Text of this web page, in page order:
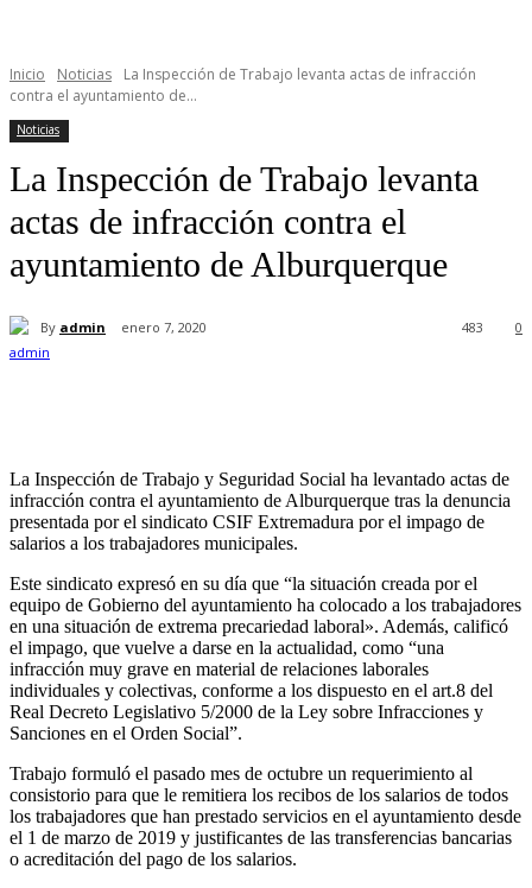
Inicio Noticias
La Inspección de Trabajo levanta actas de infracción
contra el ayuntamiento de...
Noticias
La Inspección de Trabajo levanta
actas de infracción contra el
ayuntamiento de Alburquerque
By admin enero 7, 2020 0
483
La Inspección de Trabajo y Seguridad Social ha levantado actas de
infracción contra el ayuntamiento de Alburquerque tras la denuncia
presentada por el sindicato CSIF Extremadura por el impago de
salarios a los trabajadores municipales.
Este sindicato expresó en su día que “la situación creada por el
equipo de Gobierno del ayuntamiento ha colocado a los trabajadores
en una situación de extrema precariedad laboral». Además, calificó
el impago, que vuelve a darse en la actualidad, como “una
infracción muy grave en material de relaciones laborales
individuales y colectivas, conforme a los dispuesto en el art.8 del
Real Decreto Legislativo 5/2000 de la Ley sobre Infracciones y
Sanciones en el Orden Social”.
Trabajo formuló el pasado mes de octubre un requerimiento al
consistorio para que le remitiera los recibos de los salarios de todos
los trabajadores que han prestado servicios en el ayuntamiento desde
el 1 de marzo de 2019 y justificantes de las transferencias bancarias
o acreditación del pago de los salarios.